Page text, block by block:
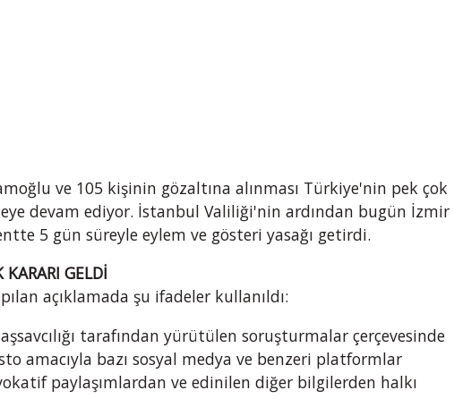
ve 105 kişinin gözaltına alınması Türkiye'nin pek çok
devam ediyor. İstanbul Valiliği'nin ardından bugün İzmir
5 gün süreyle eylem ve gösteri yasağı getirdi.
GELDİ
açıklamada şu ifadeler kullanıldı:
tarafından yürütülen soruşturmalar çerçevesinde
amacıyla bazı sosyal medya ve benzeri platformlar
paylaşımlardan ve edinilen diğer bilgilerden halkı